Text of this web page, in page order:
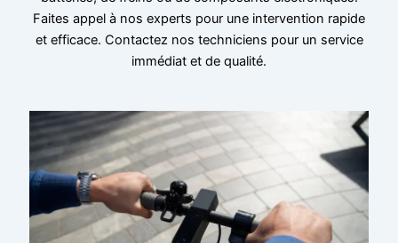
Faites appel à nos experts pour une intervention rapide
et efficace. Contactez nos techniciens pour un service
immédiat et de qualité.